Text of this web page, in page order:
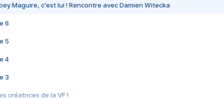
Maguire, c'est lui ! Rencontre avec Damien Witecka
6
5
4
3
créatrices de la VF !